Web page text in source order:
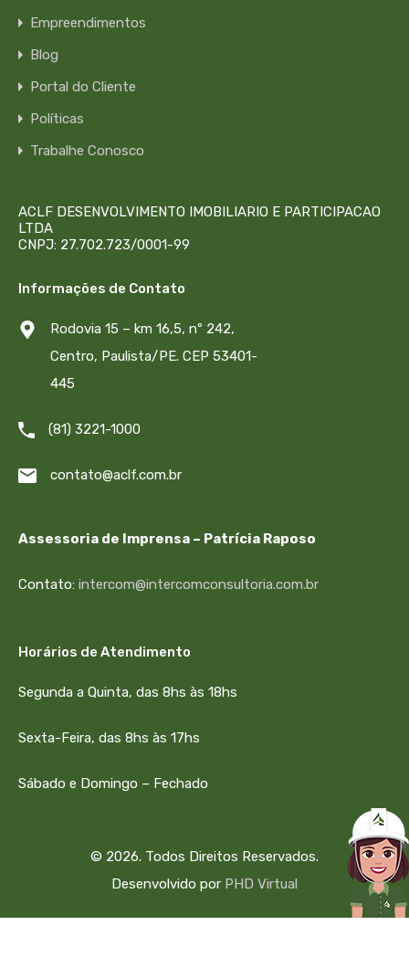
Empreendimentos
Blog
Portal do Cliente
Políticas
Trabalhe Conosco
ACLF DESENVOLVIMENTO IMOBILIARIO E PARTICIPACAO
LTDA
CNPJ: 27.702.723/0001-99
Informações de Contato
Rodovia 15 – km 16,5, nº 242,
Centro, Paulista/PE. CEP 53401-
445
(81) 3221-1000
contato@aclf.com.br
Assessoria de Imprensa – Patrícia Raposo
Contato: intercom@intercomconsultoria.com.br
Horários de Atendimento
Segunda a Quinta, das 8hs às 18hs
Sexta-Feira, das 8hs às 17hs
Sábado e Domingo – Fechado
© 2026. Todos Direitos Reservados.
Desenvolvido por PHD Virtual